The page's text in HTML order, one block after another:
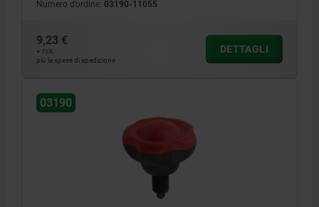
Numero d’ordine: 03190-11055
9,23 €
+ IVA
più le spese di spedizione
DETTAGLI
03190